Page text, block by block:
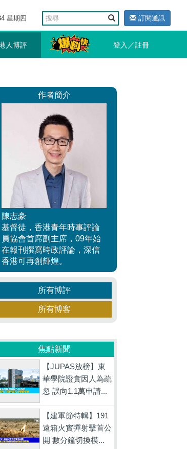
星期四 訂閱通訊
人博評 登入／註冊
作者簡介
陳志豪
基督徒，香港青年時事評論
員協會首席副主席，09年始
在報刊撰寫時政評論，深信
香港可再創輝煌。
所有博評
所有博客
焦點新聞
【JUPAS放榜】東
華學院證實因人為疏
忽 誤向1.1萬申請...
【建軍節特輯】191
遠箱火實彈射擊首公
開 數分鐘切換模...